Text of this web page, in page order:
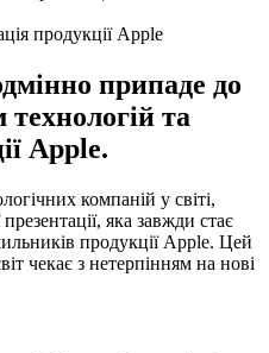
продукції Apple
припаде до
та
Apple.
компаній у світі,
яка завжди стає
продукції Apple. Цей
чекає з нетерпінням на нові